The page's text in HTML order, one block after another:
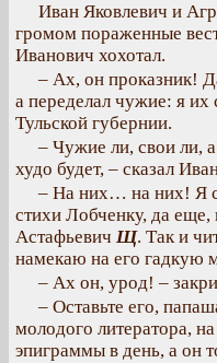
Иван Яковлевич и
громом пораженные
Иванович хохотал.
– Ах, он проказник!
а переделал чужие: я их
Тульской губернии.
– Чужие ли, свои ли, а
худо будет, – сказал
– На них… на них! Я
стихи Лобченку, да еще,
Астафьевич Щ. Так и
намекаю на его гадкую
– Ах он, урод! –
– Оставьте его,
молодого литератора,
эпиграммы в день, а он